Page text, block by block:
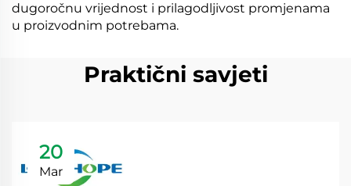
dugoročnu vrijednost i prilagodljivost promjenama
u proizvodnim potrebama.
Praktični savjeti
20
Mar